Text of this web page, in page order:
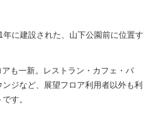
に建設された、山下公園前に位置す
も一新。レストラン・カフェ・バ
ジなど、展望フロア利用者以外も利
す。